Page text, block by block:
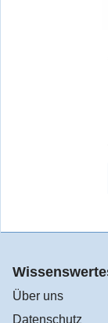
Über uns
Datenschutz